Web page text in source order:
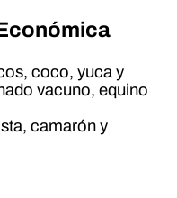
coco, yuca y
vacuno, equino
camarón y